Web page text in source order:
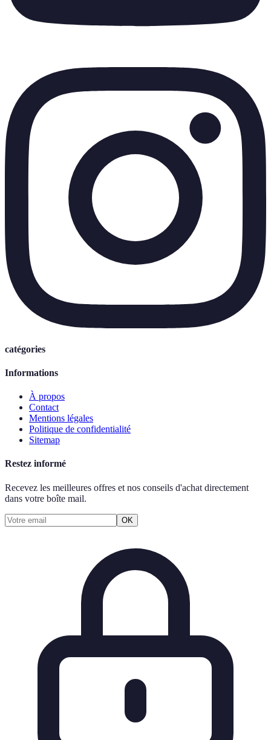
catégories
Informations
À propos
Contact
Mentions légales
Politique de confidentialité
Sitemap
Restez informé
Recevez les meilleures offres et nos conseils d'achat directement
dans votre boîte mail.
OK